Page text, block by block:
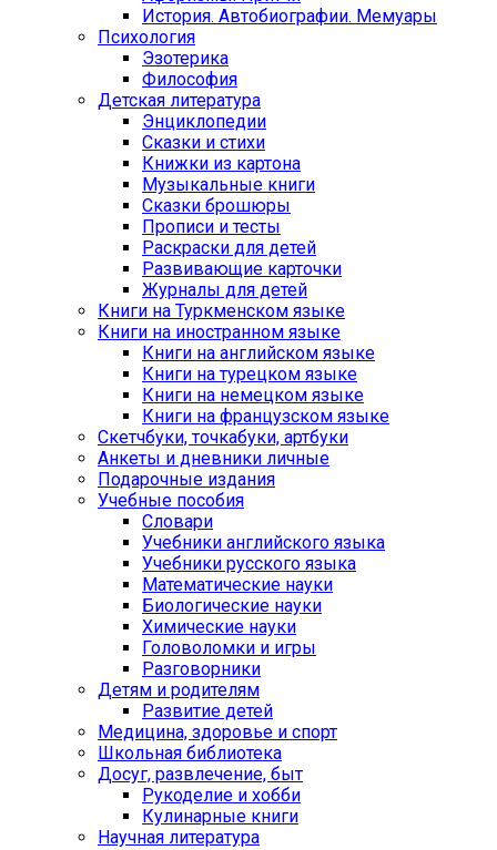
История. Автобиографии. Мемуары
Психология
Эзотерика
Философия
Детская литература
Энциклопедии
Сказки и стихи
Книжки из картона
Музыкальные книги
Сказки брошюры
Прописи и тесты
Раскраски для детей
Развивающие карточки
Журналы для детей
Книги на Туркменском языке
Книги на иностранном языке
Книги на английском языке
Книги на турецком языке
Книги на немецком языке
Книги на французском языке
Cкетчбуки, точкабуки, артбуки
Анкеты и дневники личные
Подарочные издания
Учебные пособия
Словари
Учебники английского языка
Учебники русского языка
Математические науки
Биологические науки
Химические науки
Головоломки и игры
Разговорники
Детям и родителям
Развитие детей
Медицина, здоровье и спорт
Школьная библиотека
Досуг, развлечение, быт
Рукоделие и хобби
Кулинарные книги
Научная литература